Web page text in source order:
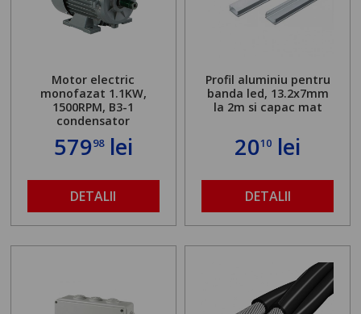
Motor electric
monofazat 1.1KW,
1500RPM, B3-1
condensator
57998lei
DETALII
Profil aluminiu pentru
banda led, 13.2x7mm
la 2m si capac mat
2010 lei
DETALII